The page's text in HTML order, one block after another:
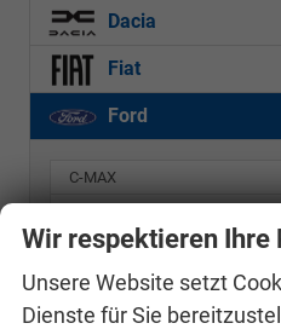
Dacia
Fiat
Ford
C-MAX
E-Transit Custom
EcoSport
EcoSport Autonova Bayreuth
Wir respektieren Ihre
Unsere Website setzt
Dienste für Sie